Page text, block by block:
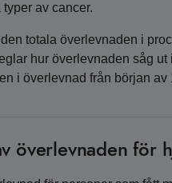
av cancer.
totala överlevnaden i
hur överlevnaden såg
i överlevnad från början
överlevnaden för